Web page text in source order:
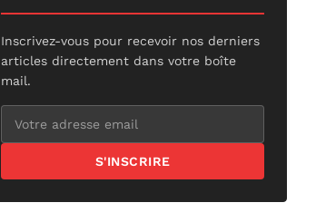
Inscrivez-vous pour recevoir nos derniers
articles directement dans votre boîte
mail.
S'INSCRIRE